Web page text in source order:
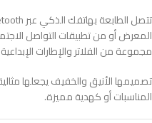
المعرض أو من تطبيقات التواصل
مجموعة من الفلاتر والإطارات
تصميمها الأنيق والخفيف يجعلها
المناسبات أو كهدية مميزة.